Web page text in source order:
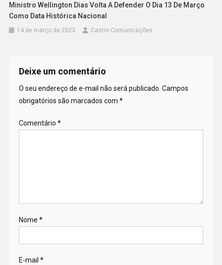
Ministro Wellington Dias Volta A Defender O Dia 13 De Março
Como Data Histórica Nacional
14 de março de 2023 Castro Comunicações
Deixe um comentário
O seu endereço de e-mail não será publicado. Campos
obrigatórios são marcados com *
Comentário *
Nome *
E-mail *